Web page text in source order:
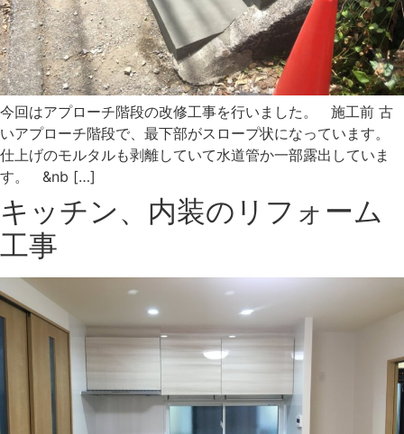
今回はアプローチ階段の改修工事を行いました。 施工前 古
いアプローチ階段で、最下部がスロープ状になっています。
仕上げのモルタルも剥離していて水道管か一部露出していま
す。 &nb […]
キッチン、内装のリフォーム
工事